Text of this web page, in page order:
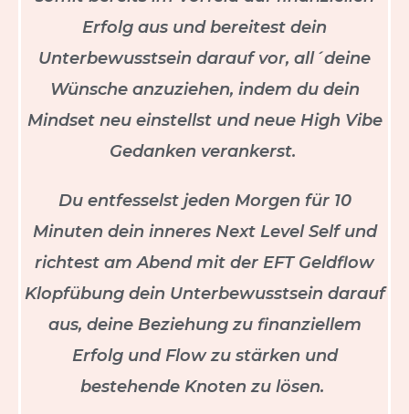
Erfolg aus und bereitest dein
Unterbewusstsein darauf vor, all´deine
Wünsche anzuziehen, indem du dein
Mindset neu einstellst und neue High Vibe
Gedanken verankerst.
Du entfesselst jeden Morgen für 10
Minuten dein inneres Next Level Self und
richtest am Abend mit der EFT Geldflow
Klopfübung dein Unterbewusstsein darauf
aus, deine Beziehung zu finanziellem
Erfolg und Flow zu stärken und
bestehende Knoten zu lösen.